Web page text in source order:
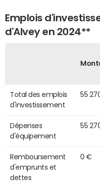
Emplois
d'Alvey en 2024**
Total des emplois
d'investissement
55
Dépenses
d'équipement
55
Remboursement
d'emprunts et
dettes
0 €